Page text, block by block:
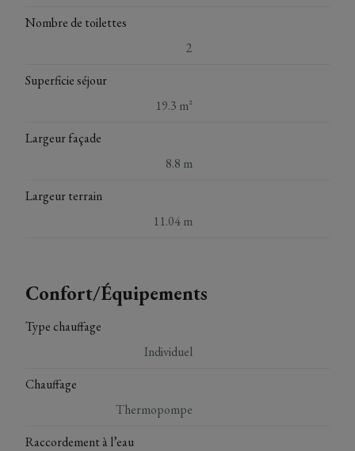
Nombre de toilettes
2
Superficie séjour
19.3 m²
Largeur façade
8.8 m
Largeur terrain
11.04 m
Confort/Équipements
Type chauffage
Individuel
Chauffage
Thermopompe
Raccordement à l’eau